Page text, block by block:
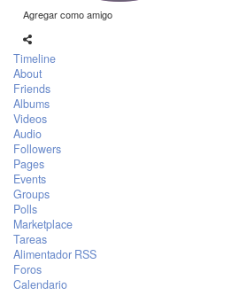
Agregar como amigo
Timeline
About
Friends
Albums
Videos
Audio
Followers
Pages
Events
Groups
Polls
Marketplace
Tareas
Alimentador RSS
Foros
Calendario